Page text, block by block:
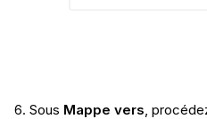
Sous Mappe vers,